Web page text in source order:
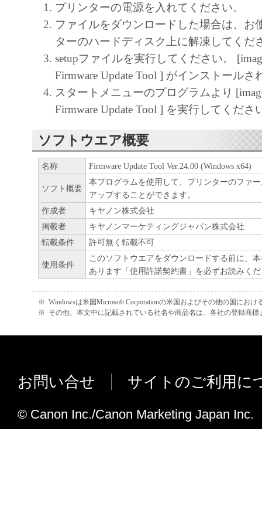
たは逆アセンブル等することはできません
このような行為をさせてはなりません。
(4) 本契約に明示的に定める場合を除き、
フトウエア」に関する知的財産権のいかな
に付与するものではありません。
「本ソフトウエア」及びその複製物に係る
は、その内容によりキヤノンまたはキヤノ
ーに帰属します。
３．保証
「許諾ソフトウエア」が、CD-ROM等の記
れて提供されている場合、キヤノンは、お
フトウエア」を購入した日から90日の間、
エア」が格納されている記憶媒体（以下「
います）に物理的な欠陥がないことを保証
諾されます。キヤノン、キヤノンの関連会
売代理店及び販売店は、「本ソフトウエア
プリンターの電源を入れてください。
ファイルをダウンロードした場合は、お
ターのハードディスク上に解凍してくだ
setupファイルを実行してください。
Firmware Update Tool ] がインストールさ
スタートメニューのプログラムより
Firmware Update Tool ] を実行してくださ
ソフトウエア概要
名称 Firmware Update Tool Ver.24.00 (Windows x64)
ソフト概要
本プログラムを使用して、プリンターのファ
アップすることができます。
作成者
キヤノン株式会社
掲載者
キヤノンマーケティングジャパン株式会社
転載条件
許可無く転載不可
使用条件
このソフトウエアをダウンロードする前に、
あります「使用許諾契約書」を必ずお読みく
※ Windowsは米国Microsoft Corporationの米国およびその他の国におけ
※ その他、本文中に記載されている社名や商品名は、各社の登録商標
お問い合せ サイトのご利用に
© Canon Inc./Canon Marketing Japan Inc.